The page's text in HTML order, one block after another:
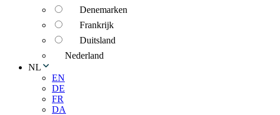
Denemarken
Frankrijk
Duitsland
Nederland
NL
EN
DE
FR
DA